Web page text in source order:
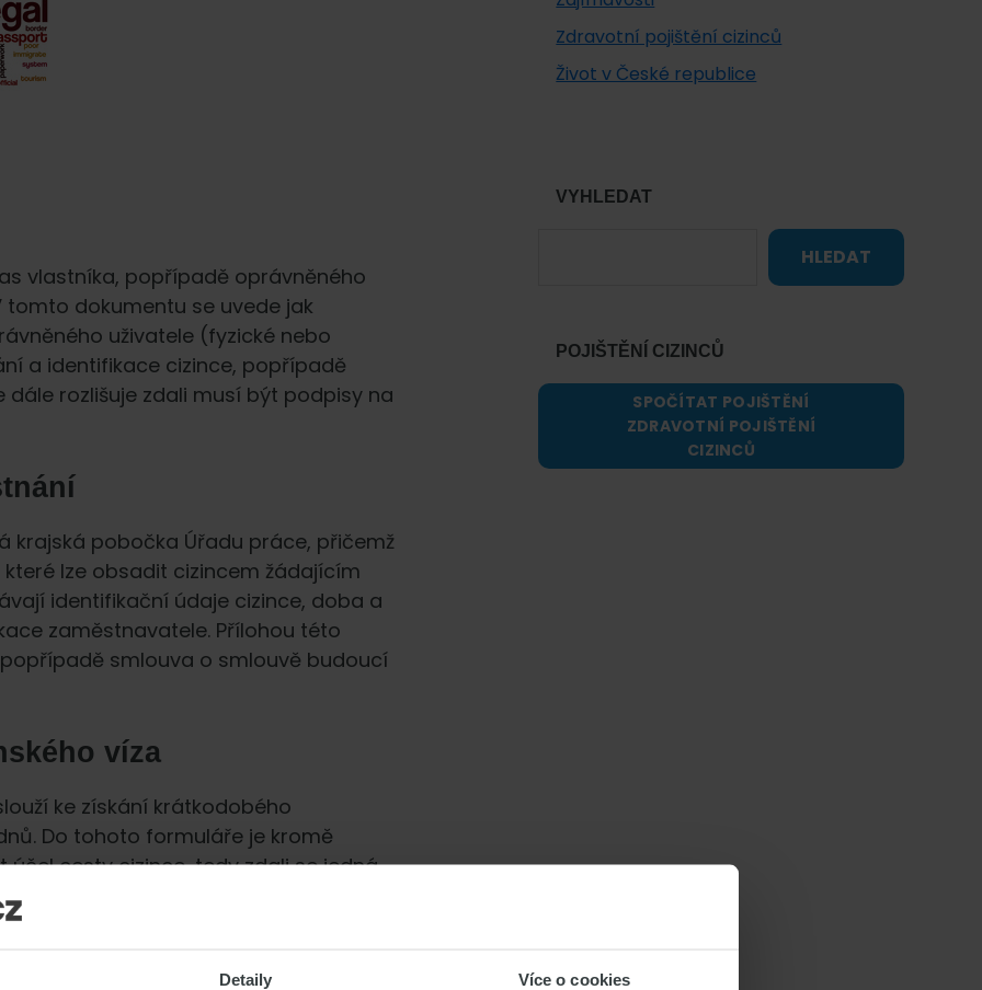
Detaily Více o cookies
vlastníka, popřípadě oprávněného
dokumentu se uvede jak
uživatele (fyzické nebo
a identifikace cizince, popřípadě
rozlišuje zdali musí být podpisy na
krajská pobočka Úřadu práce, přičemž
lze obsadit cizincem žádajícím
identifikační údaje cizince, doba a
zaměstnavatele. Přílohou této
smlouva o smlouvě budoucí
víza
ke získání krátkodobého
Do tohoto formuláře je kromě
cesty cizince, tedy zdali se jedná
cestu za účelem práce. Stejně tak
schengenských vízech, byly-li
Zdravotní pojištění cizinců
Život v České republice
VYHLEDAT
HLEDAT
POJIŠTĚNÍ CIZINCŮ
SPOČÍTAT POJIŠTĚNÍ
ZDRAVOTNÍ POJIŠTĚNÍ
CIZINCŮ